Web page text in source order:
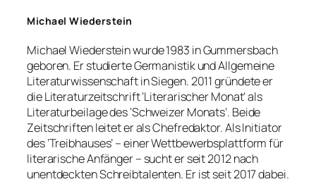
Michael Wiederstein
Michael Wiederstein wurde 1983 in Gummersbach
geboren. Er studierte Germanistik und Allgemeine
Literaturwissenschaft in Siegen. 2011 gründete er
die Literaturzeitschrift ‘Literarischer Monat’ als
Literaturbeilage des ‘Schweizer Monats’. Beide
Zeitschriften leitet er als Chefredaktor. Als Initiator
des ‘Treibhauses’ – einer Wettbewerbsplattform für
literarische Anfänger – sucht er seit 2012 nach
unentdeckten Schreibtalenten. Er ist seit 2017 dabei.